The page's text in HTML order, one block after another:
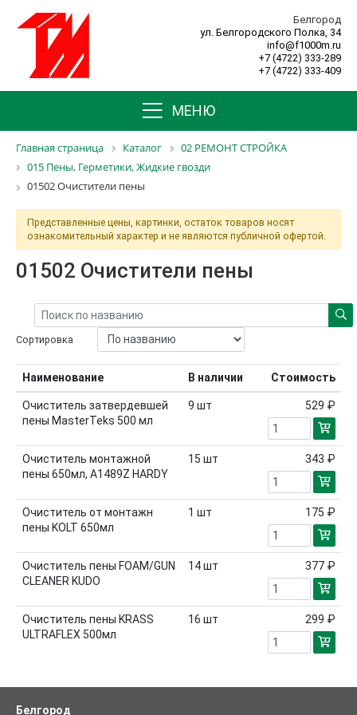
Белгород
ул. Белгородского Полка, 34
info@f1000m.ru
+7 (4722) 333-289
+7 (4722) 333-409
МЕНЮ
Главная страница Каталог
02 РЕМОНТ СТРОЙКА
015 Пены, Герметики, Жидкие гвозди
01502 Очистители пены
Представленные цены, картинки, остаток товаров носят
ознакомительный характер и не являются публичной офертой.
01502 Очистители пены
Сортировка
Наименование В наличии Стоимость
Очиститель затвердевшей
пены MasterTeks 500 мл
9 шт 529 ₽
Очиститель монтажной
пены 650мл, А1489Z HARDY
15 шт 343 ₽
Очиститель от монтажн
пены KOLT 650мл
1 шт 175 ₽
Очиститель пены FOAM/GUN
CLEANER KUDO
14шт 377 ₽
Очиститель пены KRASS
ULTRAFLEX 500мл
16 шт 299 ₽
Белгород